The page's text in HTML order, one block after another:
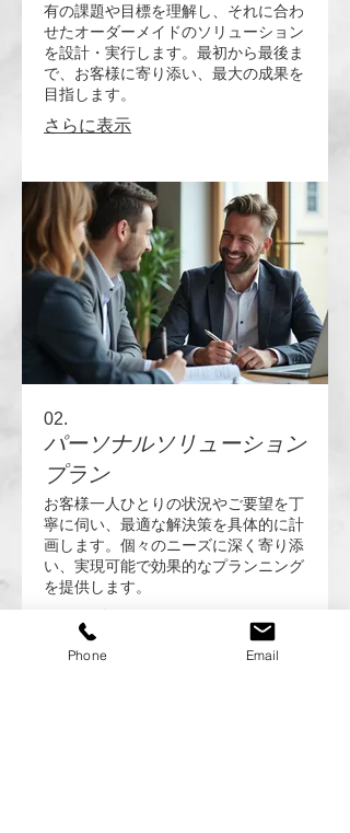
有の課題や目標を理解し、それに合わ
せたオーダーメイドのソリューション
を設計・実行します。最初から最後ま
で、お客様に寄り添い、最大の成果を
目指します。
さらに表示
02.
パーソナルソリューション
プラン
お客様一人ひとりの状況やご要望を丁
寧に伺い、最適な解決策を具体的に計
画します。個々のニーズに深く寄り添
い、実現可能で効果的なプランニング
を提供します。
さらに表示
Phone Email